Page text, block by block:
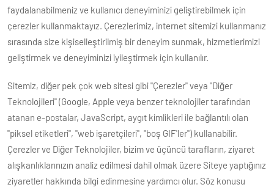
faydalanabilmeniz ve kullanıcı deneyiminizi geliştirebilmek için
çerezler kullanmaktayız. Çerezlerimiz, internet sitemizi kullanmanız
sırasında size kişiselleştirilmiş bir deneyim sunmak, hizmetlerimizi
geliştirmek ve deneyiminizi iyileştirmek için kullanılır.
Sitemiz, diğer pek çok web sitesi gibi "Çerezler" veya "Diğer
Teknolojileri" (Google, Apple veya benzer teknolojiler tarafından
atanan e-postalar, JavaScript, aygıt kimlikleri ile bağlantılı olan
"piksel etiketleri", "web işaretçileri", "boş GIF'ler") kullanabilir.
Çerezler ve Diğer Teknolojiler, bizim ve üçüncü tarafların, ziyaret
alışkanlıklarınızın analiz edilmesi dahil olmak üzere Siteye yaptığınız
ziyaretler hakkında bilgi edinmesine yardımcı olur. Söz konusu